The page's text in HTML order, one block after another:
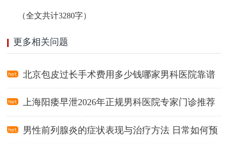
（全文共计3280字）
更多相关问题
北京包皮过长手术费用多少钱哪家男科医院靠谱
上海阳痿早泄2026年正规男科医院专家门诊推荐
男性前列腺炎的症状表现与治疗方法 日常如何预